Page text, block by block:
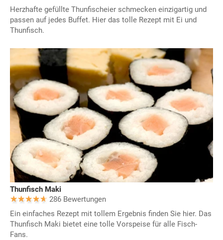
Herzhafte gefüllte Thunfischeier schmecken einzigartig und
passen auf jedes Buffet. Hier das tolle Rezept mit Ei und
Thunfisch.
Thunfisch Maki
286 Bewertungen
Ein einfaches Rezept mit tollem Ergebnis finden Sie hier. Das
Thunfisch Maki bietet eine tolle Vorspeise für alle Fisch-
Fans.